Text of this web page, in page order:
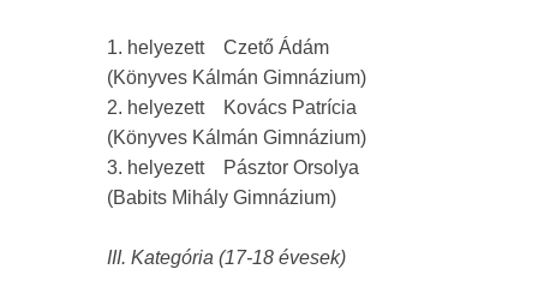
1. helyezett Czető Ádám
(Könyves Kálmán Gimnázium)
2. helyezett Kovács Patrícia
(Könyves Kálmán Gimnázium)
3. helyezett Pásztor Orsolya
(Babits Mihály Gimnázium)
III. Kategória (17-18 évesek)